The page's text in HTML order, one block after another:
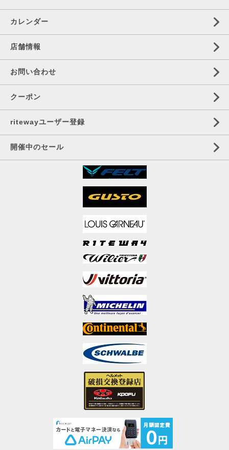
カレンダー
店舗情報
お問い合わせ
クーポン
ritewayユーザー登録
開催中のセール